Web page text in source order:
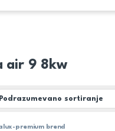
air 9 8kw
premium brend